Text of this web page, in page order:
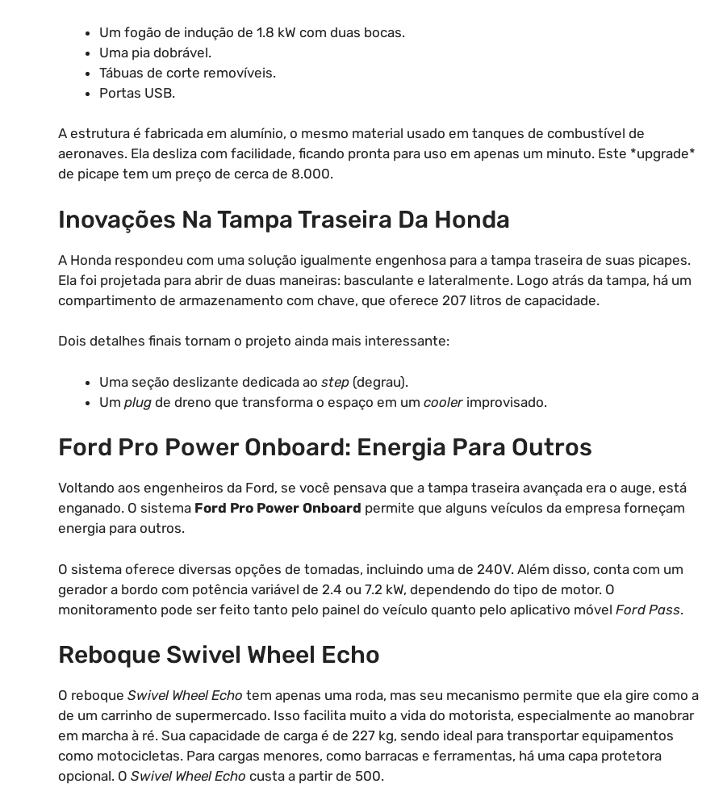
Um fogão de indução de 1.8 kW com duas bocas.
Uma pia dobrável.
Tábuas de corte removíveis.
Portas USB.
A estrutura é fabricada em alumínio, o mesmo material usado em tanques de combustível de
aeronaves. Ela desliza com facilidade, ficando pronta para uso em apenas um minuto. Este *upgrade*
de picape tem um preço de cerca de 8.000.
Inovações Na Tampa Traseira Da Honda
A Honda respondeu com uma solução igualmente engenhosa para a tampa traseira de suas picapes.
Ela foi projetada para abrir de duas maneiras: basculante e lateralmente. Logo atrás da tampa, há um
compartimento de armazenamento com chave, que oferece 207 litros de capacidade.
Dois detalhes finais tornam o projeto ainda mais interessante:
Uma seção deslizante dedicada ao step (degrau).
Um plug de dreno que transforma o espaço em um cooler improvisado.
Ford Pro Power Onboard: Energia Para Outros
Voltando aos engenheiros da Ford, se você pensava que a tampa traseira avançada era o auge, está
enganado. O sistema Ford Pro Power Onboard permite que alguns veículos da empresa forneçam
energia para outros.
O sistema oferece diversas opções de tomadas, incluindo uma de 240V. Além disso, conta com um
gerador a bordo com potência variável de 2.4 ou 7.2 kW, dependendo do tipo de motor. O
monitoramento pode ser feito tanto pelo painel do veículo quanto pelo aplicativo móvel Ford Pass.
Reboque Swivel Wheel Echo
O reboque Swivel Wheel Echo tem apenas uma roda, mas seu mecanismo permite que ela gire como a
de um carrinho de supermercado. Isso facilita muito a vida do motorista, especialmente ao manobrar
em marcha à ré. Sua capacidade de carga é de 227 kg, sendo ideal para transportar equipamentos
como motocicletas. Para cargas menores, como barracas e ferramentas, há uma capa protetora
opcional. O Swivel Wheel Echo custa a partir de 500.